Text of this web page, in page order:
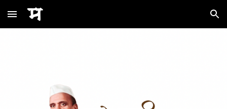
Skip to main content Skip to navigation